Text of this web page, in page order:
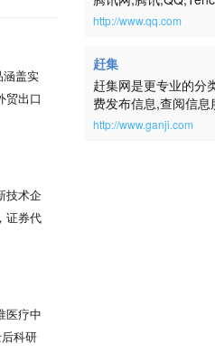
涵盖实
贸出口
工作
在常
余条
的科研
技术企
证券代
化学
密度
抗球虫
效，
预混
医疗中
科研
览量最大的中文门户
乐产品和基础服务为
门户网站。腾讯网服
户，致力成为最具传
权威、主流、时尚的
台。通过强大的实时
http://www.qq.com
赶集
赶集网是更专业的分
费发布信息,查阅信
全的房屋出租、二手
http://www.ganji.com